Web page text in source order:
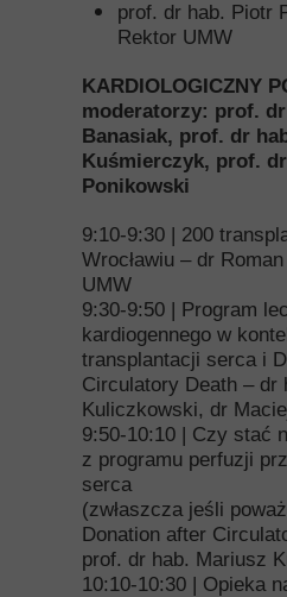
prof. dr hab. Piotr
Rektor UMW
KARDIOLOGICZNY
moderatorzy: prof.
Banasiak, prof. dr
Kuśmierczyk, prof.
Ponikowski
9:10-9:30 | 200
Wrocławiu – dr
UMW
9:30-9:50 | Program
kardiogennego w
transplantacji serca i
Circulatory Death – dr
Kuliczkowski, dr
9:50-10:10 | Czy stać
z programu perfuzji
serca
(zwłaszcza jeśli
Donation after
prof. dr hab. Mariusz
10:10-10:30 | Opieka